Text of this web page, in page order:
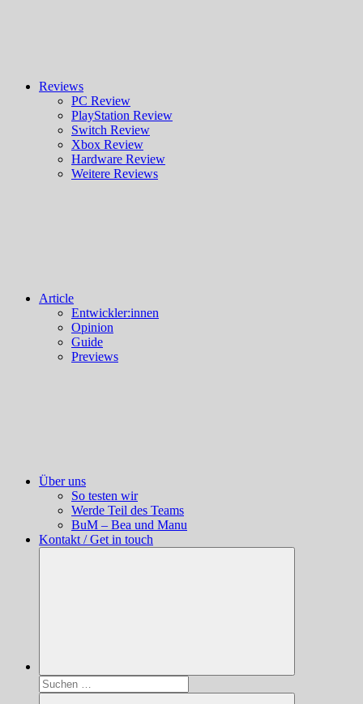
Reviews
PC Review
PlayStation Review
Switch Review
Xbox Review
Hardware Review
Weitere Reviews
Article
Entwickler:innen
Opinion
Guide
Previews
Über uns
So testen wir
Werde Teil des Teams
BuM – Bea und Manu
Kontakt / Get in touch
Suchen
nach: